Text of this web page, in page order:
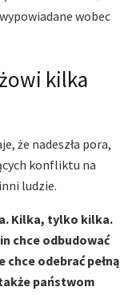
wobec
kilka
że nadeszła pora,
konfliktu na
ludzie.
Kilka, tylko kilka.
chce odbudować
odebrać pełną
państwom